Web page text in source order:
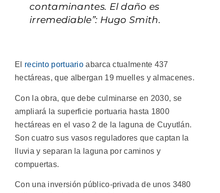
contaminantes. El daño es
irremediable”: Hugo Smith.
El recinto portuario abarca ctualmente 437
hectáreas, que albergan 19 muelles y almacenes.
Con la obra, que debe culminarse en 2030, se
ampliará la superficie portuaria hasta 1800
hectáreas en el vaso 2 de la laguna de Cuyutlán.
Son cuatro sus vasos reguladores que captan la
lluvia y separan la laguna por caminos y
compuertas.
Con una inversión público-privada de unos 3480